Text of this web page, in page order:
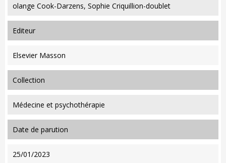
olange Cook-Darzens, Sophie Criquillion-doublet
editeur
Elsevier Masson
collection
Médecine et psychothérapie
date de parution
25/01/2023